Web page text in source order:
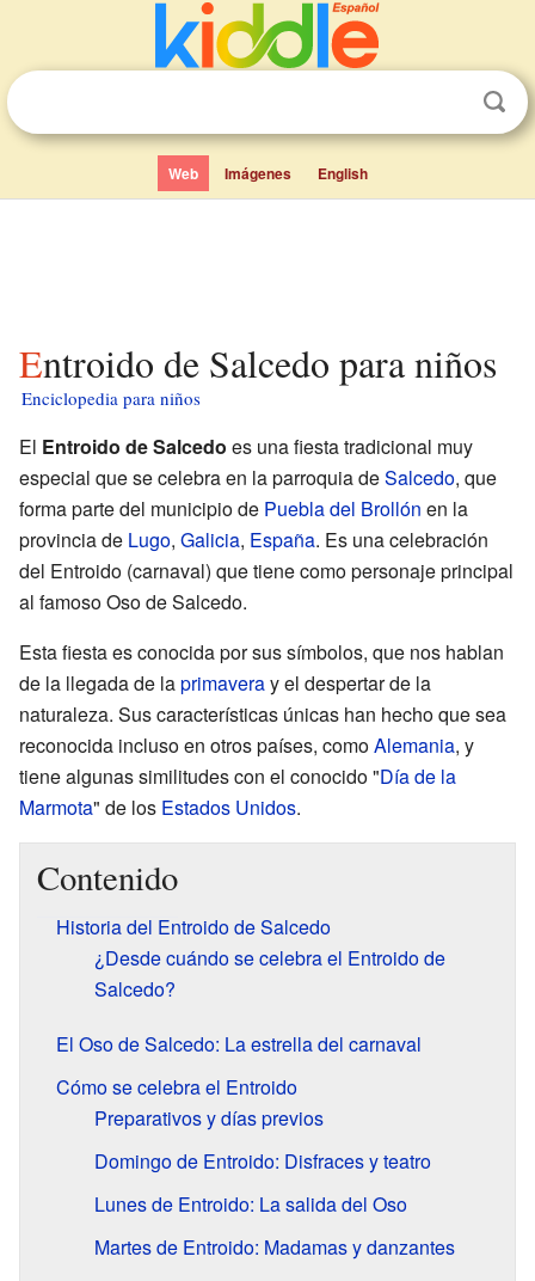
Web Imágenes English
Entroido de Salcedo para niños
Enciclopedia para niños
El Entroido de Salcedo es una fiesta tradicional muy
especial que se celebra en la parroquia deSalcedo, que
forma parte del municipio de Puebla del Brollón en la
provincia de Lugo, Galicia, España. Es una celebración
del Entroido (carnaval) que tiene como personaje principal
al famoso Oso de Salcedo.
Esta fiesta es conocida por sus símbolos, que nos hablan
de la llegada de laprimaveray el despertar de la
naturaleza. Sus características únicas han hecho que sea
reconocida incluso en otros países, comoAlemania, y
tiene algunas similitudes con el conocido "Día de la
Marmota" de los Estados Unidos.
Contenido
Historia del Entroido de Salcedo
¿Desde cuándo se celebra el Entroido de
Salcedo?
El Oso de Salcedo: La estrella del carnaval
Cómo se celebra el Entroido
Preparativos y días previos
Domingo de Entroido: Disfraces y teatro
Lunes de Entroido: La salida del Oso
Martes de Entroido: Madamas y danzantes